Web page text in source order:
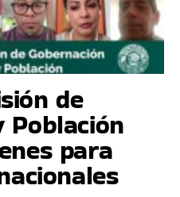
de
Población
para